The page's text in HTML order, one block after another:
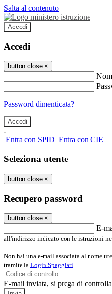
Salta al contenuto
Accedi
Accedi
button close ×
Password dimenticata?
-
Entra con SPID Entra con CIE
Seleziona utente
button close ×
Recupero password
button close ×
E-
all'indirizzo indicato con le istruzioni
Non hai una e-mail associata al nome
tramite la Login Spaggiari
E-mail inviata, si prega di